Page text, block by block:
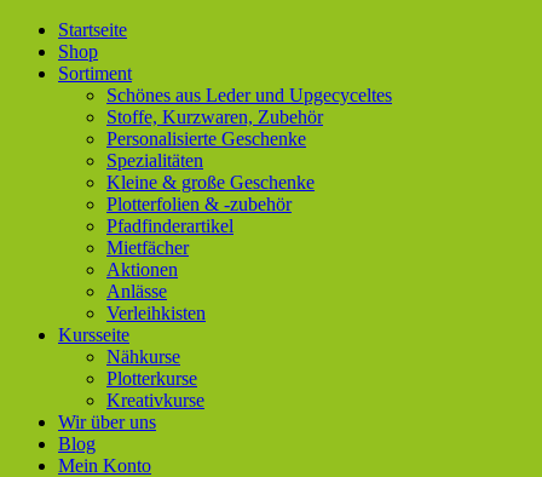
Startseite
Shop
Sortiment
Schönes aus Leder und Upgecyceltes
Stoffe, Kurzwaren, Zubehör
Personalisierte Geschenke
Spezialitäten
Kleine & große Geschenke
Plotterfolien & -zubehör
Pfadfinderartikel
Mietfächer
Aktionen
Anlässe
Verleihkisten
Kursseite
Nähkurse
Plotterkurse
Kreativkurse
Wir über uns
Blog
Mein Konto